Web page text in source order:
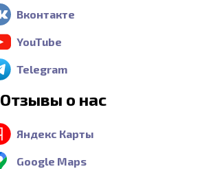
Вконтакте
YouTube
Telegram
Отзывы о нас
Яндекс Карты
Google Maps